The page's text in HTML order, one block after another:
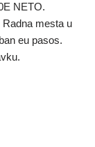
NETO.
Radna mesta u
eu pasos.